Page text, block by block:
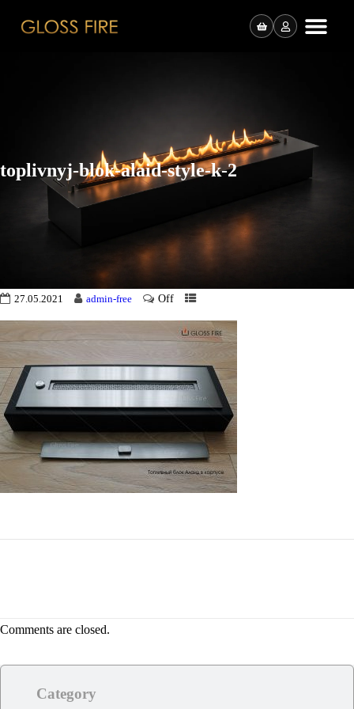
toplivnyj-blok-alaid-style-k-2
27.05.2021 admin-free Off
Comments are closed.
Category